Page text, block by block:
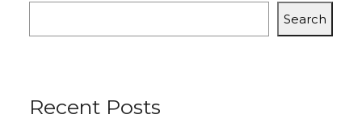
Search
Recent Posts